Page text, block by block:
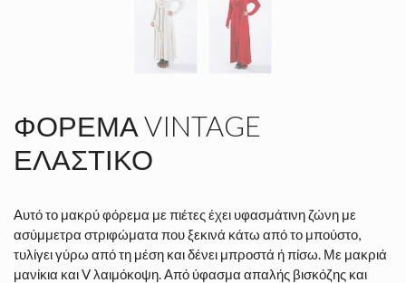
ΦΌΡΕΜΑ VINTAGE
ΕΛΑΣΤΙΚΌ
Αυτό το μακρύ φόρεμα με πιέτες έχει υφασμάτινη ζώνη με
ασύμμετρα στριφώματα που ξεκινά κάτω από το μπούστο,
τυλίγει γύρω από τη μέση και δένει μπροστά ή πίσω. Με μακριά
μανίκια και V λαιμόκοψη. Από ύφασμα απαλής βισκόζης και